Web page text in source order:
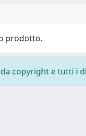
prodotto.
copyright e tutti i